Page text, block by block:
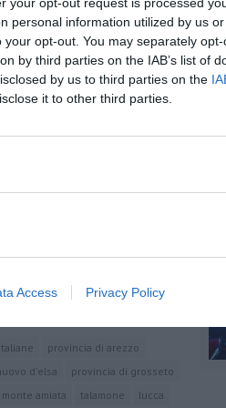
personal information utilized by us
opt-out. You may separately
by third parties on the IAB’s list of
by us to third parties on the
it to other third parties.
Access Privacy Policy
Gracciano, Montisi e Serre di
provincia di arezzo
d'elsa
provincia di grosseto
monte amiata talamone
lucca